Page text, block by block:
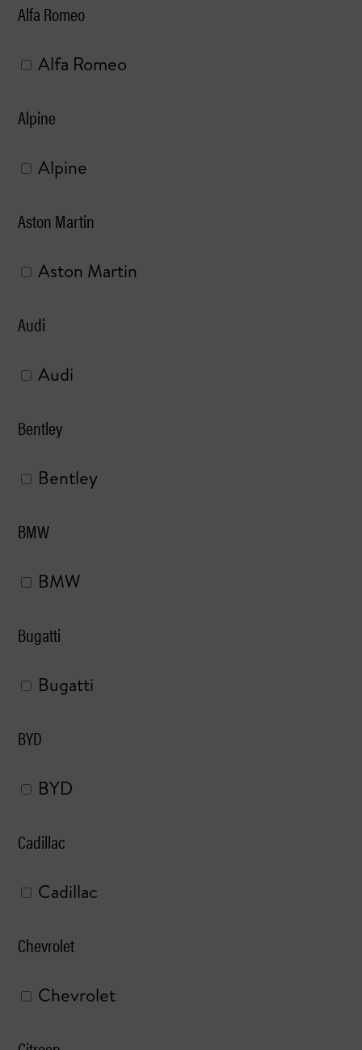
Alfa Romeo
Alfa Romeo
Alpine
Alpine
Aston Martin
Aston Martin
Audi
Audi
Bentley
Bentley
BMW
BMW
Bugatti
Bugatti
BYD
BYD
Cadillac
Cadillac
Chevrolet
Chevrolet